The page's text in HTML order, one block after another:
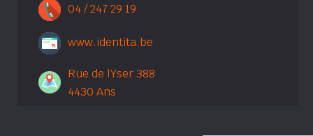
04 / 247 29 19
www.identita.be
Rue de lYser 388
4430 Ans